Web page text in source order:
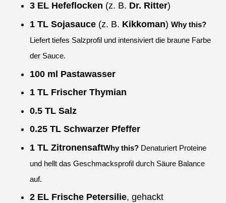
3 EL Hefeflocken (z. B. Dr. Ritter)
1 TL Sojasauce (z. B. Kikkoman) Why this?
Liefert tiefes Salzprofil und intensiviert die braune Farbe
der Sauce.
100 ml Pastawasser
1 TL Frischer Thymian
0.5 TL Salz
0.25 TL Schwarzer Pfeffer
1 TL ZitronensaftWhy this? Denaturiert Proteine
und hellt das Geschmacksprofil durch Säure Balance
auf.
2 EL Frische Petersilie, gehackt